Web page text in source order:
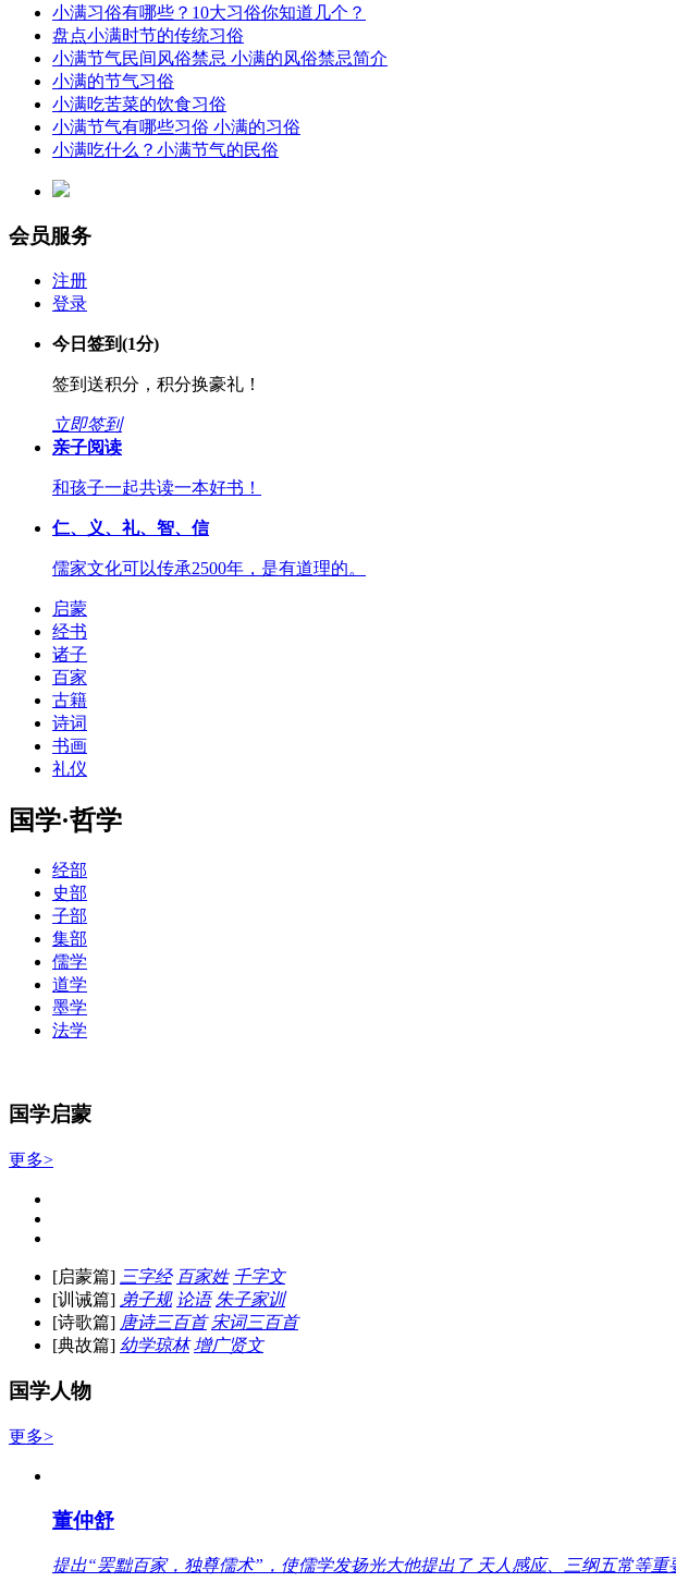
小满习俗有哪些？10大习俗你知道几个？
盘点小满时节的传统习俗
小满节气民间风俗禁忌 小满的风俗禁忌简介
小满的节气习俗
小满吃苦菜的饮食习俗
小满节气有哪些习俗 小满的习俗
小满吃什么？小满节气的民俗
会员服务
注册
登录
今日签到(1分)
签到送积分，积分换豪礼！
立即签到
亲子阅读
和孩子一起共读一本好书！
仁、义、礼、智、信
儒家文化可以传承2500年，是有道理的。
启蒙
经书
诸子
百家
古籍
诗词
书画
礼仪
国学·哲学
经部
史部
子部
集部
儒学
道学
墨学
法学
国学启蒙
更多>
[启蒙篇] 三字经 百家姓 千字文
[训诫篇] 弟子规 论语 朱子家训
[诗歌篇] 唐诗三百首 宋词三百首
[典故篇] 幼学琼林 增广贤文
国学人物
更多>
董仲舒
提出“罢黜百家，独尊儒术”，使儒学发扬光大他提出了 天人感应、三纲五常等重